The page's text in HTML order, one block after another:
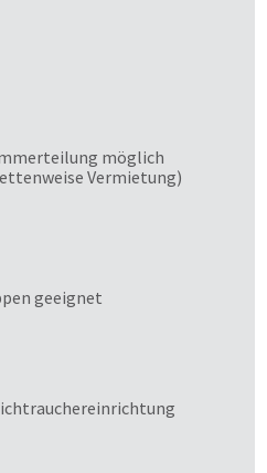
möglich
Vermietung)
geeignet